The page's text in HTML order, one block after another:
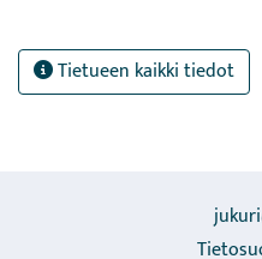
Tietueen kaikki tiedot